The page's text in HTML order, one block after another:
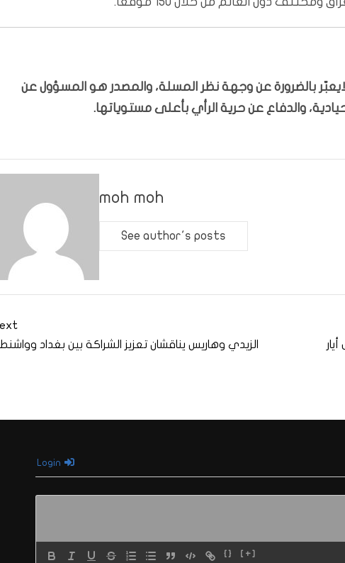
بالضرورة عن وجهة نظر المسلة، والمصدر هو المسؤول عن
والدفاع عن حرية الرأي بأعلى مستوياتها.
moh moh
See author's posts
الزيدي وهاريس يناقشان تعزيز الشراكة بين بغداد
{} [+]